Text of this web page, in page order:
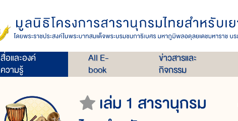
สื่อและองค์
ความรู้
All E-
book
ข่าวสารและ
กิจกรรม
เล่ม 1 สารานุกรม